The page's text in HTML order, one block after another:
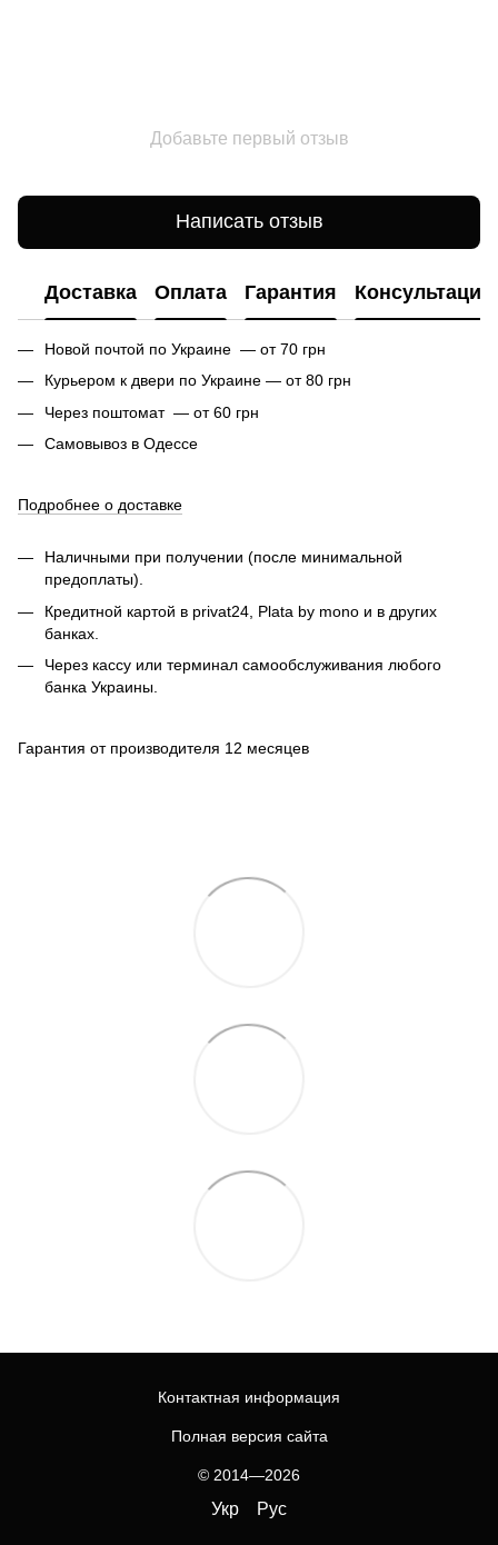
Добавьте первый отзыв
Написать отзыв
Доставка Оплата Гарантия Консультация
Новой почтой по Украине — от 70 грн
Курьером к двери по Украине — от 80 грн
Через поштомат — от 60 грн
Самовывоз в Одессе
Подробнее о доставке
Наличными при получении (после минимальной
предоплаты).
Кредитной картой в privat24, Plata by mono и в других
банках.
Через кассу или терминал самообслуживания любого
банка Украины.
Гарантия от производителя 12 месяцев
Контактная информация
Полная версия сайта
© 2014—2026
Укр Рус